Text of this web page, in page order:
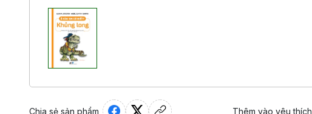
Chia sẻ sản phẩm Thêm vào yêu thích